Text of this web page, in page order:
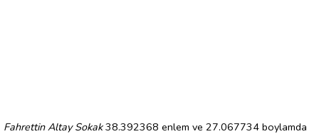
Fahrettin Altay Sokak38.392368 enlem ve 27.067734 boylamda